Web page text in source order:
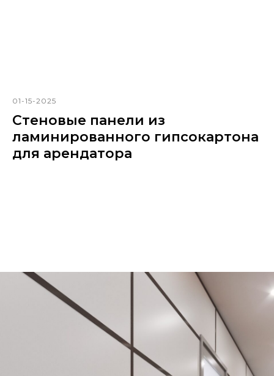
01-15-2025
Стеновые панели из
ламинированного гипсокартона
для арендатора